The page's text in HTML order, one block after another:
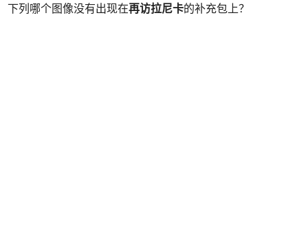
下列哪个图像没有出现在再访拉尼卡的补充包上？